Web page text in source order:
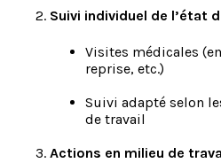
Suivi individuel de l’état
Visites médicales
reprise, etc.)
Suivi adapté selon
de travail
Actions en milieu de